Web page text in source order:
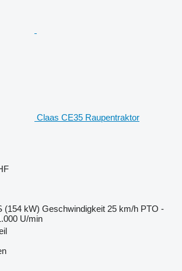
Claas CE35 Raupentraktor
(154 kW) Geschwindigkeit 25 km/h PTO -
U/min